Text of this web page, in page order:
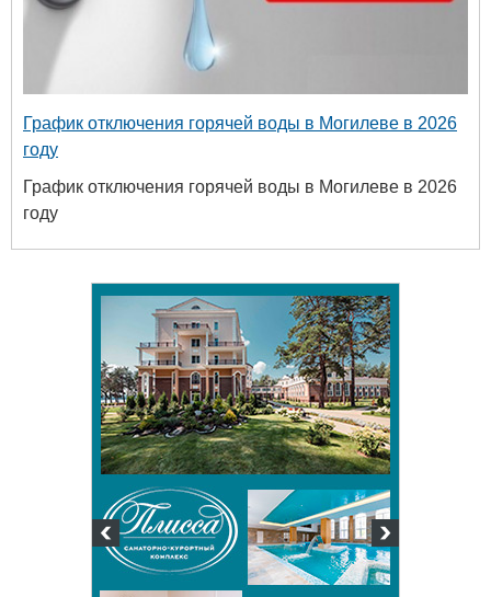
График отключения горячей воды в Могилеве в 2026
году
График отключения горячей воды в Могилеве в 2026
году
Белорусский государственный
университет пищевых и
химических технологий
+375 222 63-92-70, +375 222 63-18-45